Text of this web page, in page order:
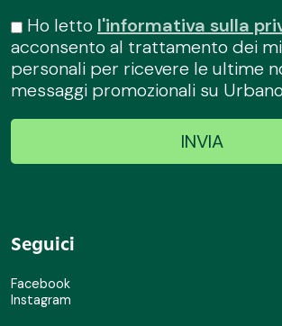
Ho letto l'informativa sulla
acconsento al trattamento dei
personali per ricevere le ultime
messaggi promozionali su
Seguici
Facebook
Instagram